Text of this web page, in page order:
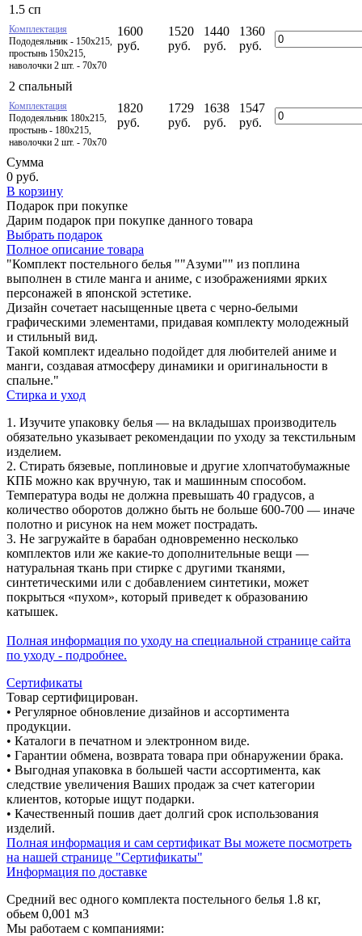
1.5 сп
Комплектация
Пододеяльник - 150х215,
простынь 150х215,
наволочки 2 шт. - 70х70
1600
руб.
1520
руб.
1440
руб.
1360
руб.
2 спальный
Комплектация
Пододеяльник 180х215,
простынь - 180х215,
наволочки 2 шт. - 70х70
1820
руб.
1729
руб.
1638
руб.
1547
руб.
Сумма
0 руб.
В корзину
Подарок при покупке
Дарим подарок при покупке данного товара
Выбрать подарок
Полное описание товара
"Комплект постельного белья ""Азуми"" из поплина
выполнен в стиле манга и аниме, с изображениями ярких
персонажей в японской эстетике.
Дизайн сочетает насыщенные цвета с черно-белыми
графическими элементами, придавая комплекту молодежный
и стильный вид.
Такой комплект идеально подойдет для любителей аниме и
манги, создавая атмосферу динамики и оригинальности в
спальне."
Стирка и уход
1. Изучите упаковку белья — на вкладышах производитель
обязательно указывает рекомендации по уходу за текстильным
изделием.
2. Стирать бязевые, поплиновые и другие хлопчатобумажные
КПБ можно как вручную, так и машинным способом.
Температура воды не должна превышать 40 градусов, а
количество оборотов должно быть не больше 600-700 — иначе
полотно и рисунок на нем может пострадать.
3. Не загружайте в барабан одновременно несколько
комплектов или же какие-то дополнительные вещи —
натуральная ткань при стирке с другими тканями,
синтетическими или с добавлением синтетики, может
покрыться «пухом», который приведет к образованию
катышек.
Полная информация по уходу на специальной странице сайта
по уходу - подробнее.
Сертификаты
Товар сертифицирован.
• Регулярное обновление дизайнов и ассортимента
продукции.
• Каталоги в печатном и электронном виде.
• Гарантии обмена, возврата товара при обнаружении брака.
• Выгодная упаковка в большей части ассортимента, как
следствие увеличения Ваших продаж за счет категории
клиентов, которые ищут подарки.
• Качественный пошив дает долгий срок использования
изделий.
Полная информация и сам сертификат Вы можете посмотреть
на нашей странице "Сертификаты"
Информация по доставке
Средний вес одного комплекта постельного белья 1.8 кг,
обьем 0,001 м3
Мы работаем с компаниями: